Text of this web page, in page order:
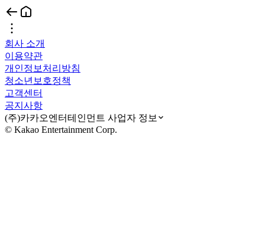
회사 소개
이용약관
개인정보처리방침
청소년보호정책
고객센터
공지사항
(주)카카오엔터테인먼트 사업자 정보
© Kakao Entertainment Corp.